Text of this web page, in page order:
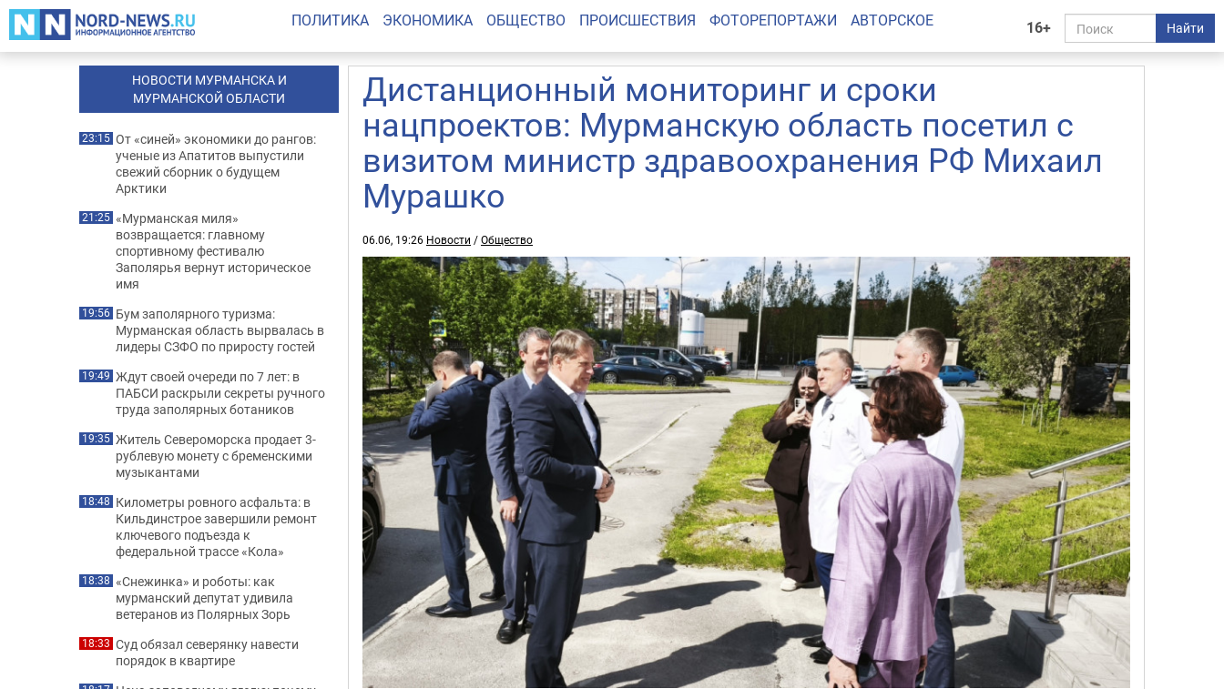
16+ Найти
ПОЛИТИКА ЭКОНОМИКА ОБЩЕСТВО ПРОИСШЕСТВИЯ ФОТОРЕПОРТАЖИ АВТОРСКОЕ
Дистанционный мониторинг и сроки
нацпроектов: Мурманскую область посетил с
визитом министр здравоохранения РФ Михаил
Мурашко
06.06, 19:26 Новости /Общество
НОВОСТИ МУРМАНСКА И
МУРМАНСКОЙ ОБЛАСТИ
23:15 От «синей» экономики до рангов:
ученые из Апатитов выпустили
свежий сборник о будущем
Арктики
21:25 «Мурманская миля»
возвращается: главному
спортивному фестивалю
Заполярья вернут историческое
имя
19:56 Бум заполярного туризма:
Мурманская область вырвалась в
лидеры СЗФО по приросту гостей
19:49 Ждут своей очереди по 7 лет: в
ПАБСИ раскрыли секреты ручного
труда заполярных ботаников
19:35 Житель Североморска продает 3-
рублевую монету с бременскими
музыкантами
18:48 Километры ровного асфальта: в
Кильдинстрое завершили ремонт
ключевого подъезда к
федеральной трассе «Кола»
18:38 «Снежинка» и роботы: как
мурманский депутат удивила
ветеранов из Полярных Зорь
18:33 Суд обязал северянку навести
порядок в квартире